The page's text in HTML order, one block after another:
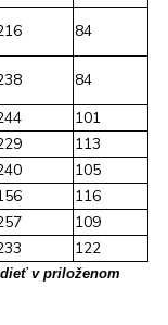
84
84
101
113
105
116
109
122
v priloženom